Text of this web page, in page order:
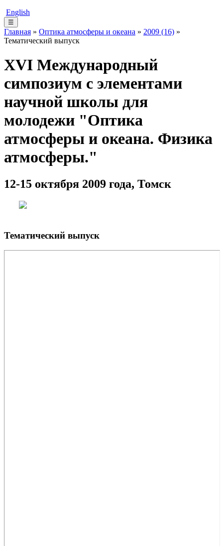
English
☰
Главная » Оптика атмосферы и океана » 2009 (16) »
Тематический выпуск
XVI Международный
симпозиум с элементами
научной школы для
молодежи "Оптика
атмосферы и океана. Физика
атмосферы."
12-15 октября 2009 года, Томск
Тематический выпуск